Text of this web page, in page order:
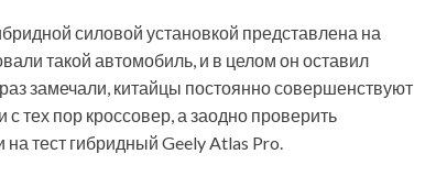
силовой установкой представлена на
такой автомобиль, и в целом он оставил
замечали, китайцы постоянно совершенствуют
тех пор кроссовер, а заодно проверить
тест гибридный Geely Atlas Pro.